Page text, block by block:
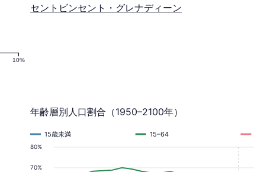
10%
セントビンセント・グレナディーン
年齢層別人口割合（1950–2100年）
70%
80%
15歳未満 15–64